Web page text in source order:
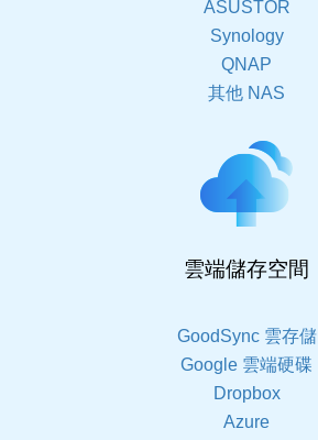
ASUSTOR
Synology
QNAP
其他 NAS
雲端儲存空間
GoodSync 雲存儲
Google 雲端硬碟
Dropbox
Azure